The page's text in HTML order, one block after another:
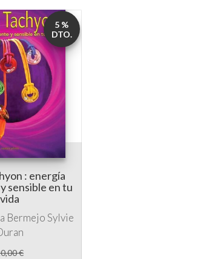
: energía
sensible en tu
vida
BermejoSylvie
€
5 %
DTO.